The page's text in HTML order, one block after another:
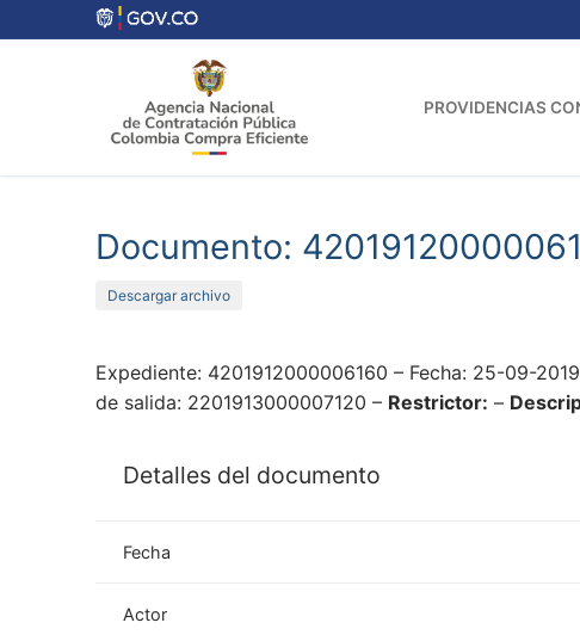
al
PROVIDENCIAS
Documento:
Descargar archivo
Expediente: 4201912000006160 – Fecha: 25-09-
de salida: 2201913000007120 – Restrictor: –
Detalles del documento
Fecha
Actor